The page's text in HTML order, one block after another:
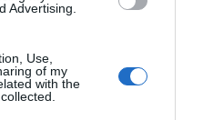
Advertising.
Use,
of my
with the